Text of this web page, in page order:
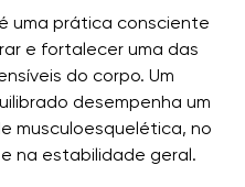
uma prática consciente
e fortalecer uma das
do corpo. Um
desempenha um
musculoesquelética, no
na estabilidade geral.